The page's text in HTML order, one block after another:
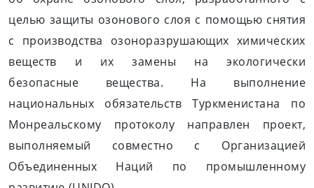
целью защиты озонового слоя с помощью снятия
с производства озоноразрушающих химических
веществ и их замены на экологически
безопасные вещества. На выполнение
национальных обязательств Туркменистана по
Монреальскому протоколу направлен проект,
выполняемый совместно с Организацией
Объединенных Наций по промышленному